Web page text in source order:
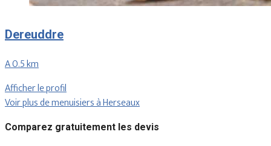
Dereuddre
A 0.5 km
Afficher le profil
Voir plus de menuisiers à Herseaux
Comparez gratuitement les devis